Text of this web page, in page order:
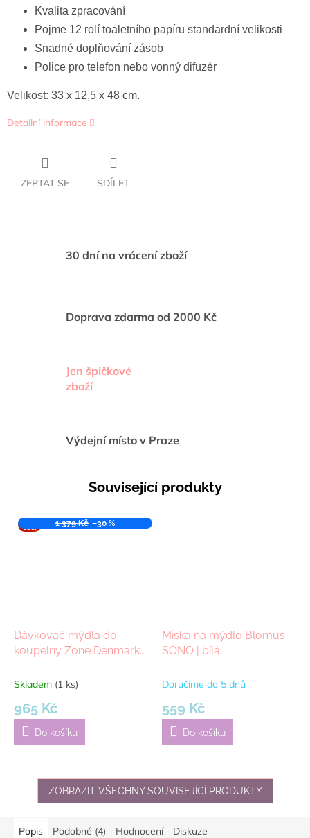
Kvalita zpracování
Pojme 12 rolí toaletního papíru standardní velikosti
Snadné doplňování zásob
Police pro telefon nebo vonný difuzér
Velikost: 33 x 12,5 x 48 cm.
Detailní informace
ZEPTAT SE SDÍLET
30 dní na vrácení zboží
Doprava zdarma od 2000 Kč
Jen špičkové
zboží
Výdejní místo v Praze
Související produkty
ODEJ
1 379 Kč –30 %
Dávkovač mýdla do
koupelny Zone Denmark
Skladem (1 ks)
965 Kč
Do košíku
Miska na mýdlo Blomus
SONO | bílá
Doručíme do 5 dnů
559 Kč
Do košíku
ZOBRAZIT VŠECHNY SOUVISEJÍCÍ PRODUKTY
Popis Podobné (4) Hodnocení Diskuze